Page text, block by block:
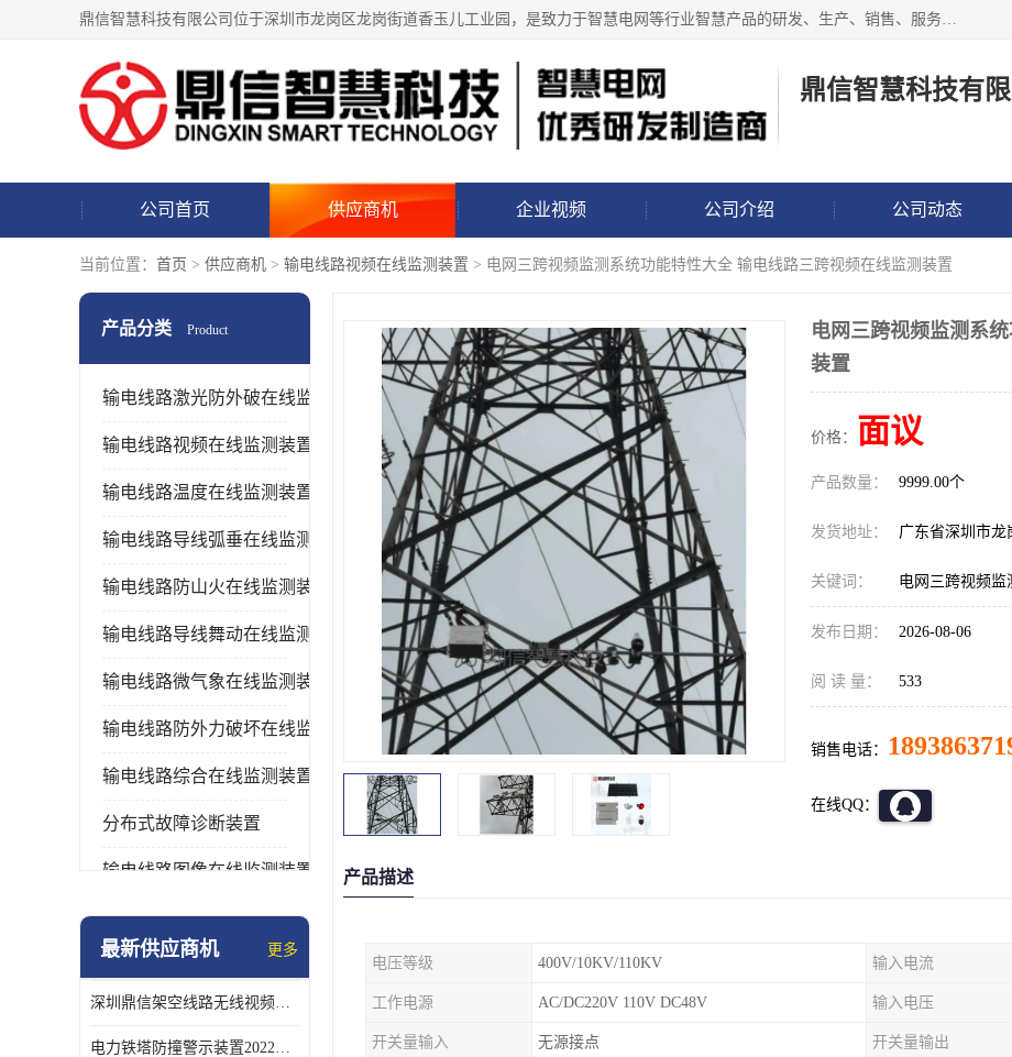
鼎信智慧科技有限公司位于深圳市龙岗区龙岗街道香玉儿工业园，是致力于智慧电网等行业智慧产品的研发、生产、销售、服务于一体的研发制造商，推出的智慧电网系列包括输电线路视频、图像、微云台、分布式故障定位、非接触故障监测、配网行波故障监测、电缆故障监测、防外破、防山火、覆冰、微气象、倾斜、测温、弧垂、舞动监测以及智能地钉、智能标志桩、布控球、警示球、防鸟等产品，已经应用于南网、国网相关现场！
鼎信智慧科技有
公司首页 供应商机 企业视频 公司介绍 公司动态
当前位置： 首页 > 供应商机 > 输电线路视频在线监测装置 > 电网三跨视频监测系统功能特性大全 输电线路三跨视频在线监测装置
产品分类 Product
输电线路激光防外破在线监测装置
输电线路视频在线监测装置
输电线路温度在线监测装置
输电线路导线弧垂在线监测装置
输电线路防山火在线监测装置
输电线路导线舞动在线监测装置
输电线路微气象在线监测装置
输电线路防外力破坏在线监测装置
输电线路综合在线监测装置
分布式故障诊断装置
输电线路图像在线监测装置
最新供应商机 更多
深圳鼎信架空线路无线视频监测系统DX-WPS100-SP各地通用
电力铁塔防撞警示装置2022新报价
电网三跨视频监测系
装置
价格： 面议
产品数量： 9999.00个
发货地址： 广东省深圳市龙
关键词： 电网三跨视频
发布日期： 2026-08-06
阅 读 量： 533
销售电话：
在线QQ：
产品描述
电压等级 400V/10KV/110KV 输入电流
工作电源 AC/DC220V 110V DC48V 输入电压
开关量输入 无源接点 开关量输出